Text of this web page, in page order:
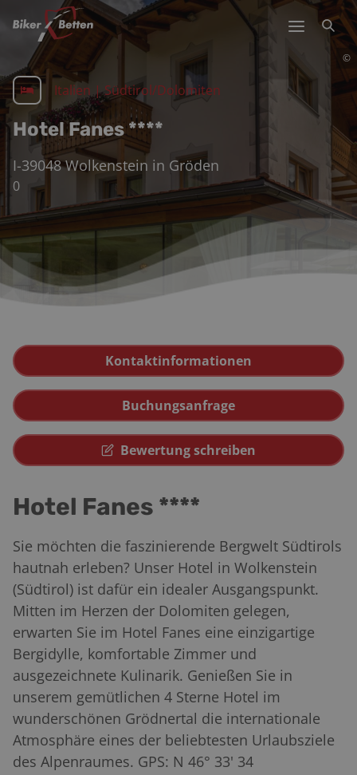
©
Italien |Südtirol/Dolomiten
Hotel Fanes ****
I-39048 Wolkenstein in Gröden
0
Kontaktinformationen
Buchungsanfrage
Bewertung schreiben
Hotel Fanes ****
Sie möchten die faszinierende Bergwelt Südtirols
hautnah erleben? Unser Hotel in Wolkenstein
(Südtirol) ist dafür ein idealer Ausgangspunkt.
Mitten im Herzen der Dolomiten gelegen,
erwarten Sie im Hotel Fanes eine einzigartige
Bergidylle, komfortable Zimmer und
ausgezeichnete Kulinarik. Genießen Sie in
unserem gemütlichen 4 Sterne Hotel im
wunderschönen Grödnertal die internationale
Atmosphäre eines der beliebtesten Urlaubsziele
des Alpenraumes. GPS: N 46° 33' 34